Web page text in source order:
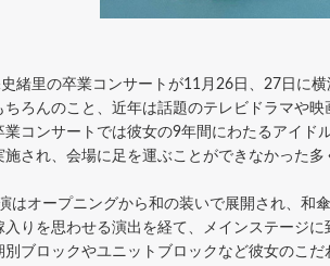
緒里の卒業コンサートが11月26日、27日に
ちろんのこと、近年は話題のテレビドラマや
業コンサートでは彼女の9年間にわたるアイ
施され、会場に足を運ぶことができなかった
はオープニングから和の装いで展開され、和
入りを思わせる演出を経て、メインステージ
別ブロックやユニットブロックなど彼女のこ